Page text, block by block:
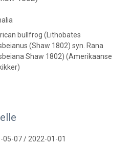
bullfrog (Lithobates
(Shaw 1802) syn. Rana
Shaw 1802) (Amerikaanse
05-07 / 2022-01-01